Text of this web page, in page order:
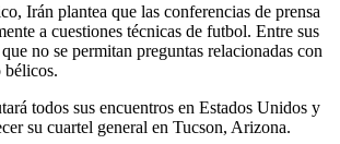
Irán plantea que las conferencias de prensa
a cuestiones técnicas de futbol. Entre sus
no se permitan preguntas relacionadas con
todos sus encuentros en Estados Unidos y
su cuartel general en Tucson, Arizona.